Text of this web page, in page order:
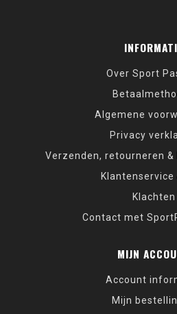
Over Sport
Algemene
Privacy
Verzenden, retourneren
Klantenservice
Klachten
Contact met
MIJN
Account
Mijn